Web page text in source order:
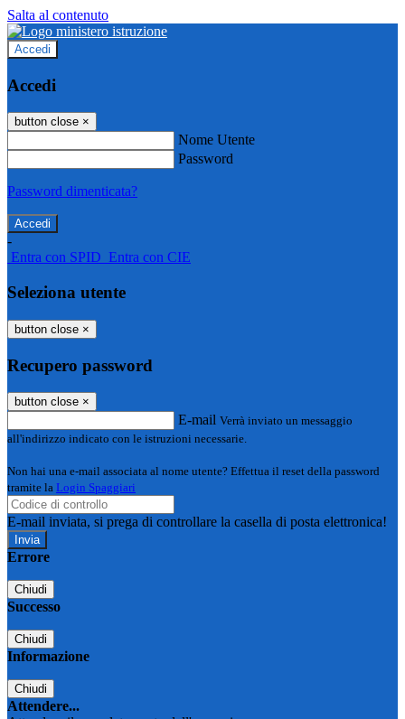
Salta al contenuto
Accedi
Accedi
button close ×
Nome Utente
Password
Password dimenticata?
-
Entra con SPID Entra con CIE
Seleziona utente
button close ×
Recupero password
button close ×
E-mail Verrà inviato un messaggio
all'indirizzo indicato con le istruzioni necessarie.
Non hai una e-mail associata al nome utente? Effettua il reset della password
tramite la Login Spaggiari
E-mail inviata, si prega di controllare la casella di posta elettronica!
Errore
Chiudi
Successo
Chiudi
Informazione
Chiudi
Attendere...